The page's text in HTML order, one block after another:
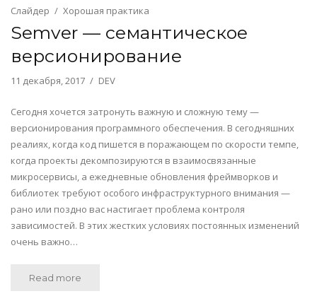
Слайдер Хорошая практика
Semver — семантическое
версионирование
11 декабря, 2017 DEV
Сегодня хочется затронуть важную и сложную тему —
версионирования программного обеспечения. В сегодняшних
реалиях, когда код пишется в поражающем по скорости темпе,
когда проекты декомпозируются в взаимосвязанные
микросервисы, а ежедневные обновления фреймворков и
библиотек требуют особого инфраструктурного внимания —
рано или поздно вас настигает проблема контроля
зависимостей. В этих жестких условиях постоянных изменений
очень важно…
Read more